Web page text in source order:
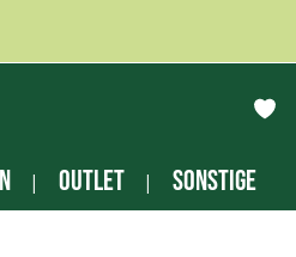
Du
Outlet Sonstige